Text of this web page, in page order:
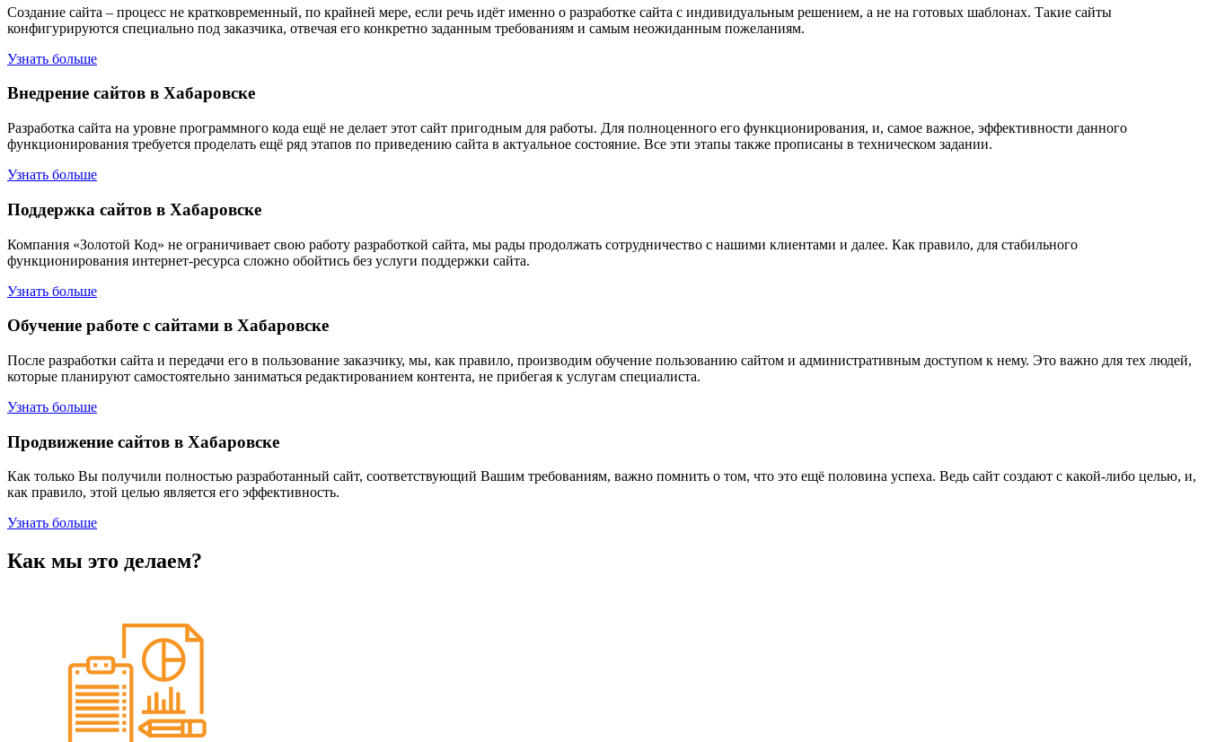
Создание сайта – процесс не кратковременный, по крайней мере, если речь идёт именно о разработке сайта с индивидуальным решением, а не на готовых шаблонах. Такие сайты
конфигурируются специально под заказчика, отвечая его конкретно заданным требованиям и самым неожиданным пожеланиям.
Узнать больше
Внедрение сайтов в Хабаровске
Разработка сайта на уровне программного кода ещё не делает этот сайт пригодным для работы. Для полноценного его функционирования, и, самое важное, эффективности данного
функционирования требуется проделать ещё ряд этапов по приведению сайта в актуальное состояние. Все эти этапы также прописаны в техническом задании.
Узнать больше
Поддержка сайтов в Хабаровске
Компания «Золотой Код» не ограничивает свою работу разработкой сайта, мы рады продолжать сотрудничество с нашими клиентами и далее. Как правило, для стабильного
функционирования интернет-ресурса сложно обойтись без услуги поддержки сайта.
Узнать больше
Обучение работе с сайтами в Хабаровске
После разработки сайта и передачи его в пользование заказчику, мы, как правило, производим обучение пользованию сайтом и административным доступом к нему. Это важно для тех людей,
которые планируют самостоятельно заниматься редактированием контента, не прибегая к услугам специалиста.
Узнать больше
Продвижение сайтов в Хабаровске
Как только Вы получили полностью разработанный сайт, соответствующий Вашим требованиям, важно помнить о том, что это ещё половина успеха. Ведь сайт создают с какой-либо целью, и,
как правило, этой целью является его эффективность.
Узнать больше
Как мы это делаем?